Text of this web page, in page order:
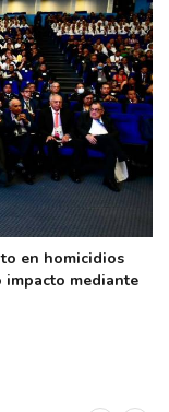
en homicidios
mediante